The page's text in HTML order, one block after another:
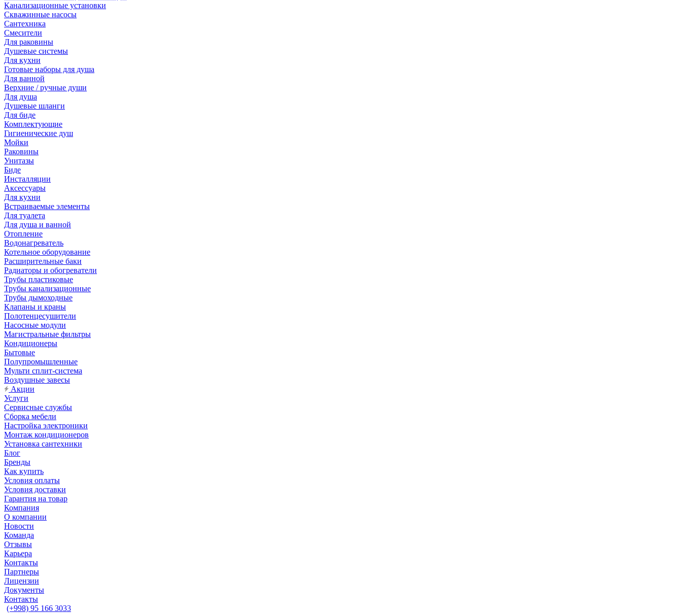
Канализационные установки
Скважинные насосы
Сантехника
Смесители
Для раковины
Душевые системы
Для кухни
Готовые наборы для душа
Для ванной
Верхние / ручные души
Для душа
Душевые шланги
Для биде
Комплектующие
Гигиенические душ
Мойки
Раковины
Унитазы
Биде
Инсталляции
Аксессуары
Для кухни
Встраиваемые элементы
Для туалета
Для душа и ванной
Отопление
Водонагреватель
Котельное оборудование
Расширительные баки
Радиаторы и обогреватели
Трубы пластиковые
Трубы канализационные
Трубы дымоходные
Клапаны и краны
Полотенцесушители
Насосные модули
Магистральные фильтры
Кондиционеры
Бытовые
Полупромышленные
Мульти сплит-система
Воздушные завесы
Акции
Услуги
Сервисные службы
Сборка мебели
Настройка электроники
Монтаж кондиционеров
Установка сантехники
Блог
Бренды
Как купить
Условия оплаты
Условия доставки
Гарантия на товар
Компания
О компании
Новости
Команда
Отзывы
Карьера
Контакты
Партнеры
Лицензии
Документы
Контакты
(+998) 95 166 3033